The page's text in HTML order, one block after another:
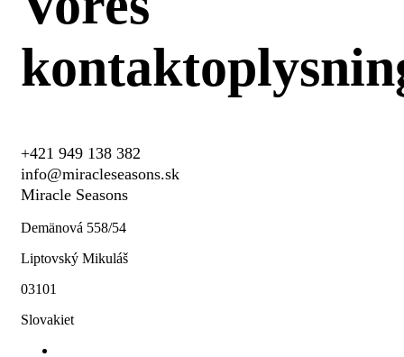
+421 949 138 382
info@miracleseasons.sk
Miracle Seasons
Demänová 558/54
Liptovský Mikuláš
03101
Slovakiet